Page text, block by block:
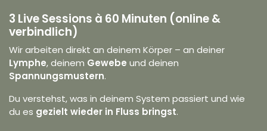
3 Live Sessions à 60 Minuten (online &
verbindlich)
Wir arbeiten direkt an deinem Körper – an deiner
Lymphe, deinem Gewebe und deinen
Spannungsmustern.
Du verstehst, was in deinem System passiert und wie
du es gezielt wieder in Fluss bringst.